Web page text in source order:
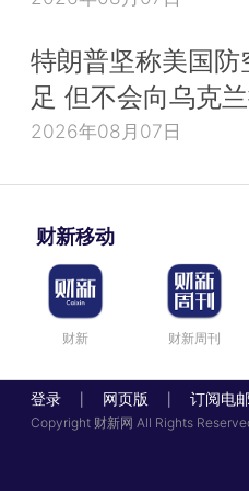
特朗普坚称美国
足 但不会向乌克
2026年08月07日
财新移动
财新 财新周刊
登录 网页版 订阅电
Copyright 财新网 All Rights